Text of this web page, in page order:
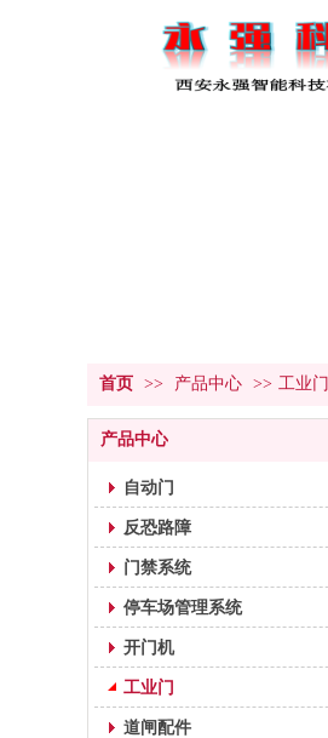
首页 >> 产品中心 >> 工业门
产品中心
自动门
反恐路障
门禁系统
停车场管理系统
开门机
工业门
道闸配件